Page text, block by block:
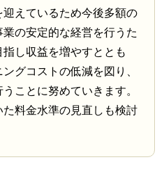
えているため今後多額の
の安定的な経営を行うた
し収益を増やすととも
グコストの低減を図り、
ことに努めていきます。
料金水準の見直しも検討